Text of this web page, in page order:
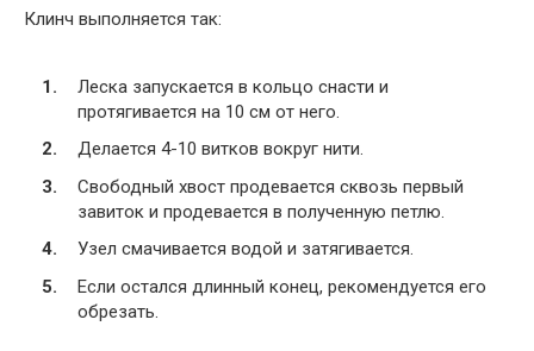
Клинч выполняется так:
Леска запускается в кольцо снасти и
протягивается на 10 см от него.
Делается 4-10 витков вокруг нити.
Свободный хвост продевается сквозь первый
завиток и продевается в полученную петлю.
Узел смачивается водой и затягивается.
Если остался длинный конец, рекомендуется его
обрезать.